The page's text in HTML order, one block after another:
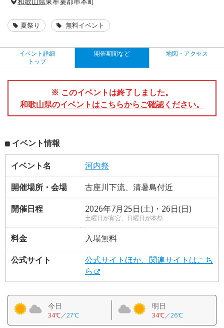
夏祭り 無料イベント
イベント詳細
トップ
開催期間など 地図・アクセス
※ このイベントは終了しました。
和歌山県のイベントはこちらからご確認ください。
イベント情報
イベント名
河内祭
開催場所・会場
古座川下流、清暑島付近
開催日程
2026年7月25日(土)・26日(日)
土曜日が宵宮、日曜日が本祭
料金
入場無料
公式サイト
公式サイトほか、関連サイトはこち
ら
今日
34℃／27℃
明日
34℃／26℃